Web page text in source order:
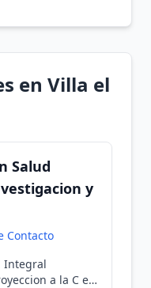
en Villa el
Salud
y
Contacto
Integral
a la C en